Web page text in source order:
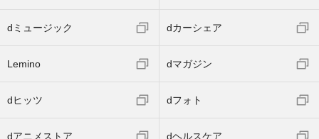
dミュージック dカーシェア
Lemino dマガジン
dヒッツ dフォト
dアニメストア dヘルスケア